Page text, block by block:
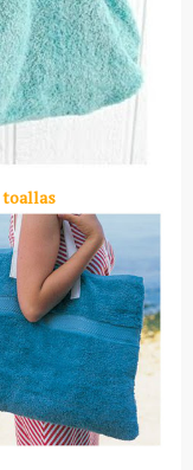
toallas